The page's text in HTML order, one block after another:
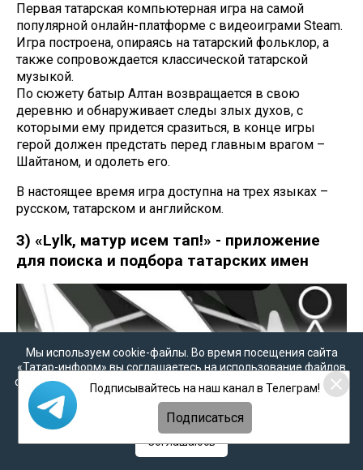
Первая татарская компьютерная игра на самой
популярной онлайн-платформе с видеоиграми Steam.
Игра построена, опираясь на татарский фольклор, а
также сопровождается классической татарской
музыкой.
По сюжету батыр Алтан возвращается в свою
деревню и обнаруживает следы злых духов, с
которыми ему придется сразиться, в конце игры
герой должен предстать перед главным врагом –
Шайтаном, и одолеть его.
В настоящее время игра доступна на трех языках –
русском, татарском и английском.
3) «Lәylәk, матур исем тап!» - приложение
для поиска и подбора татарских имен
Мы используем cookie-файлы. Во время посещения сайта
«Татар-информ» вы соглашаетесь на использование файлов
cookie в соответствии с настоящим уведомлением, согласием
наобработку персональных данных,Политикой о
персональных данных
Политикой конфиденциальности
Соглашаюсь
Подписывайтесь на наш канал в Телеграм!
Подписаться